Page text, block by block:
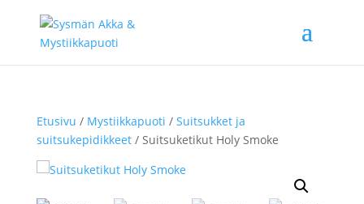
Etusivu / Mystiikkapuoti / Suitsukket ja
suitsukepidikkeet/ Suitsuketikut Holy Smoke